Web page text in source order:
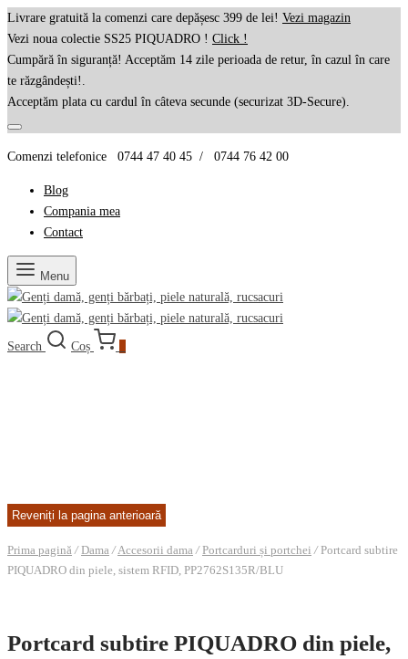
Livrare gratuită la comenzi care depășesc 399 de lei! Vezi magazin
Vezi noua colectie SS25 PIQUADRO ! Click !
Cumpără în siguranță! Acceptăm 14 zile perioada de retur, în cazul în care
te răzgândești!.
Acceptăm plata cu cardul în câteva secunde (securizat 3D-Secure).
Comenzi telefonice 0744 47 40 45 / 0744 76 42 00
Blog
Compania mea
Contact
Menu
Search Coș
Prima pagină / Dama /Accesorii dama / Portcarduri și portchei /Portcard subtire
PIQUADRO din piele, sistem RFID, PP2762S135R/BLU
Portcard subtire PIQUADRO din piele,